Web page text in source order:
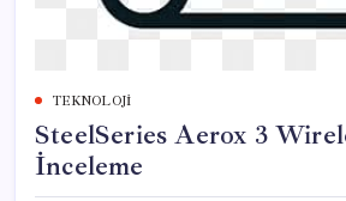
TEKNOLOJI
SteelSeries Aerox 3
İnceleme